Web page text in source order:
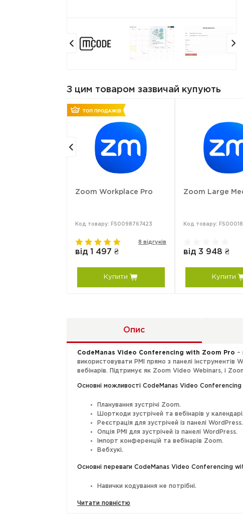
З цим товаром зазвичай купують
Zoom Workplace Pro
Код товару: FS0098767423
8 відгуків
від 1 497 ₴
Купити
Zoom Large
Код товару:
від 3 948 ₴
Купити
Опис
CodeManas Video Conferencing with Zoom Pro –
використовувати PMI прямо з панелі інструментів
вебінарів. Підтримує як Zoom Video Webinars, і
Основні можливості CodeManas Video
Планування зустрічі Zoom.
Шорткоди зустрічей та вебінарів у календарі.
Реєстрація для зустрічей із панелі WordPress.
Опція PMI для зустрічей із панелі WordPress.
Імпорт конференцій та вебінарів Zoom.
Вебхукі.
Основні переваги CodeManas Video Conferencing
Навички кодування не потрібні.
Читати повністю